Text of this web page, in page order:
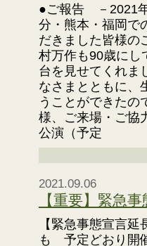
●ご報告 －
分・熊本・福岡で
だきました皆様の
村万作も90歳にし
台を見せてくれま
なさまとともに、
うことができたの
様、ご来場・ご協
公演（予定
2021.09.06
【重要】緊急
【緊急事態宣言
も 予定どおり開